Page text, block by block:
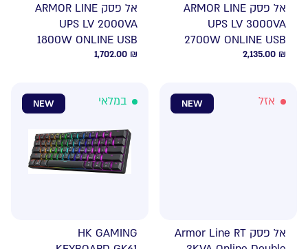
אל פסק ARMOR LINE
UPS LV 3000VA
2700W ONLINE USB
2,135.00 ₪
אל פסק ARMOR LINE
UPS LV 2000VA
1800W ONLINE USB
1,702.00 ₪
NEW אזל
אל פסק Armor Line RT
NEW במלאי
HK GAMING